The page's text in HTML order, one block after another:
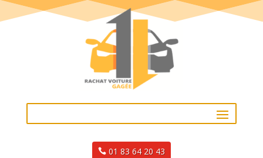
01 83 64 20 43